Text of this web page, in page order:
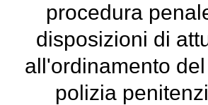
procedura
disposizioni di
all'ordinamento
polizia